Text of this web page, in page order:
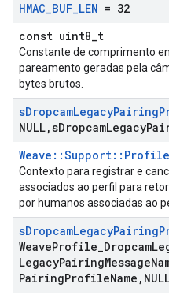
HMAC_BUF_LEN = 32
const uint8_t
Constante de comprimento
pareamento geradas pela
bytes brutos.
sDropcamLegacyPairing
NULL,sDropcamLegacy
Contexto para registrar e
associados ao perfil para
por humanos associadas ao
sDropcamLegacyPairing
WeaveProfile Dropcam
LegacyPairingMessage
PairingProfileName ,